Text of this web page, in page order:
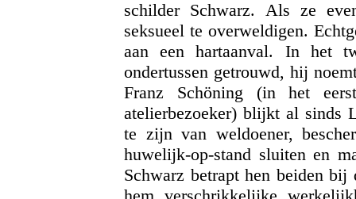
schilder Schwarz. Als ze
seksueel te overweldigen.
aan een hartaanval. In het
ondertussen getrouwd, hij
Franz Schöning (in het
atelierbezoeker) blijkt al sinds
te zijn van weldoener,
huwelijk-op-stand sluiten en
Schwarz betrapt hen beiden